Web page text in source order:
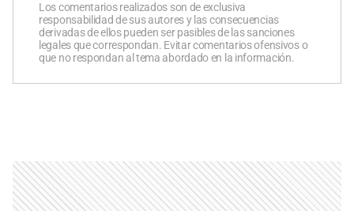
Los comentarios realizados son de exclusiva
responsabilidad de sus autores y las consecuencias
derivadas de ellos pueden ser pasibles de las sanciones
legales que correspondan. Evitar comentarios ofensivos o
que no respondan al tema abordado en la información.